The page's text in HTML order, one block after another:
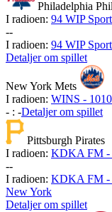
Philadelphia
I radioen: 94 WIP
--
I radioen: 94 WIP
Detaljer om spillet
New York Mets
I radioen: WINS -
- : -Detaljer om spillet
Pittsburgh Pirates
I radioen: KDKA FM -
--
I radioen: KDKA FM -
New York
Detaljer om spillet